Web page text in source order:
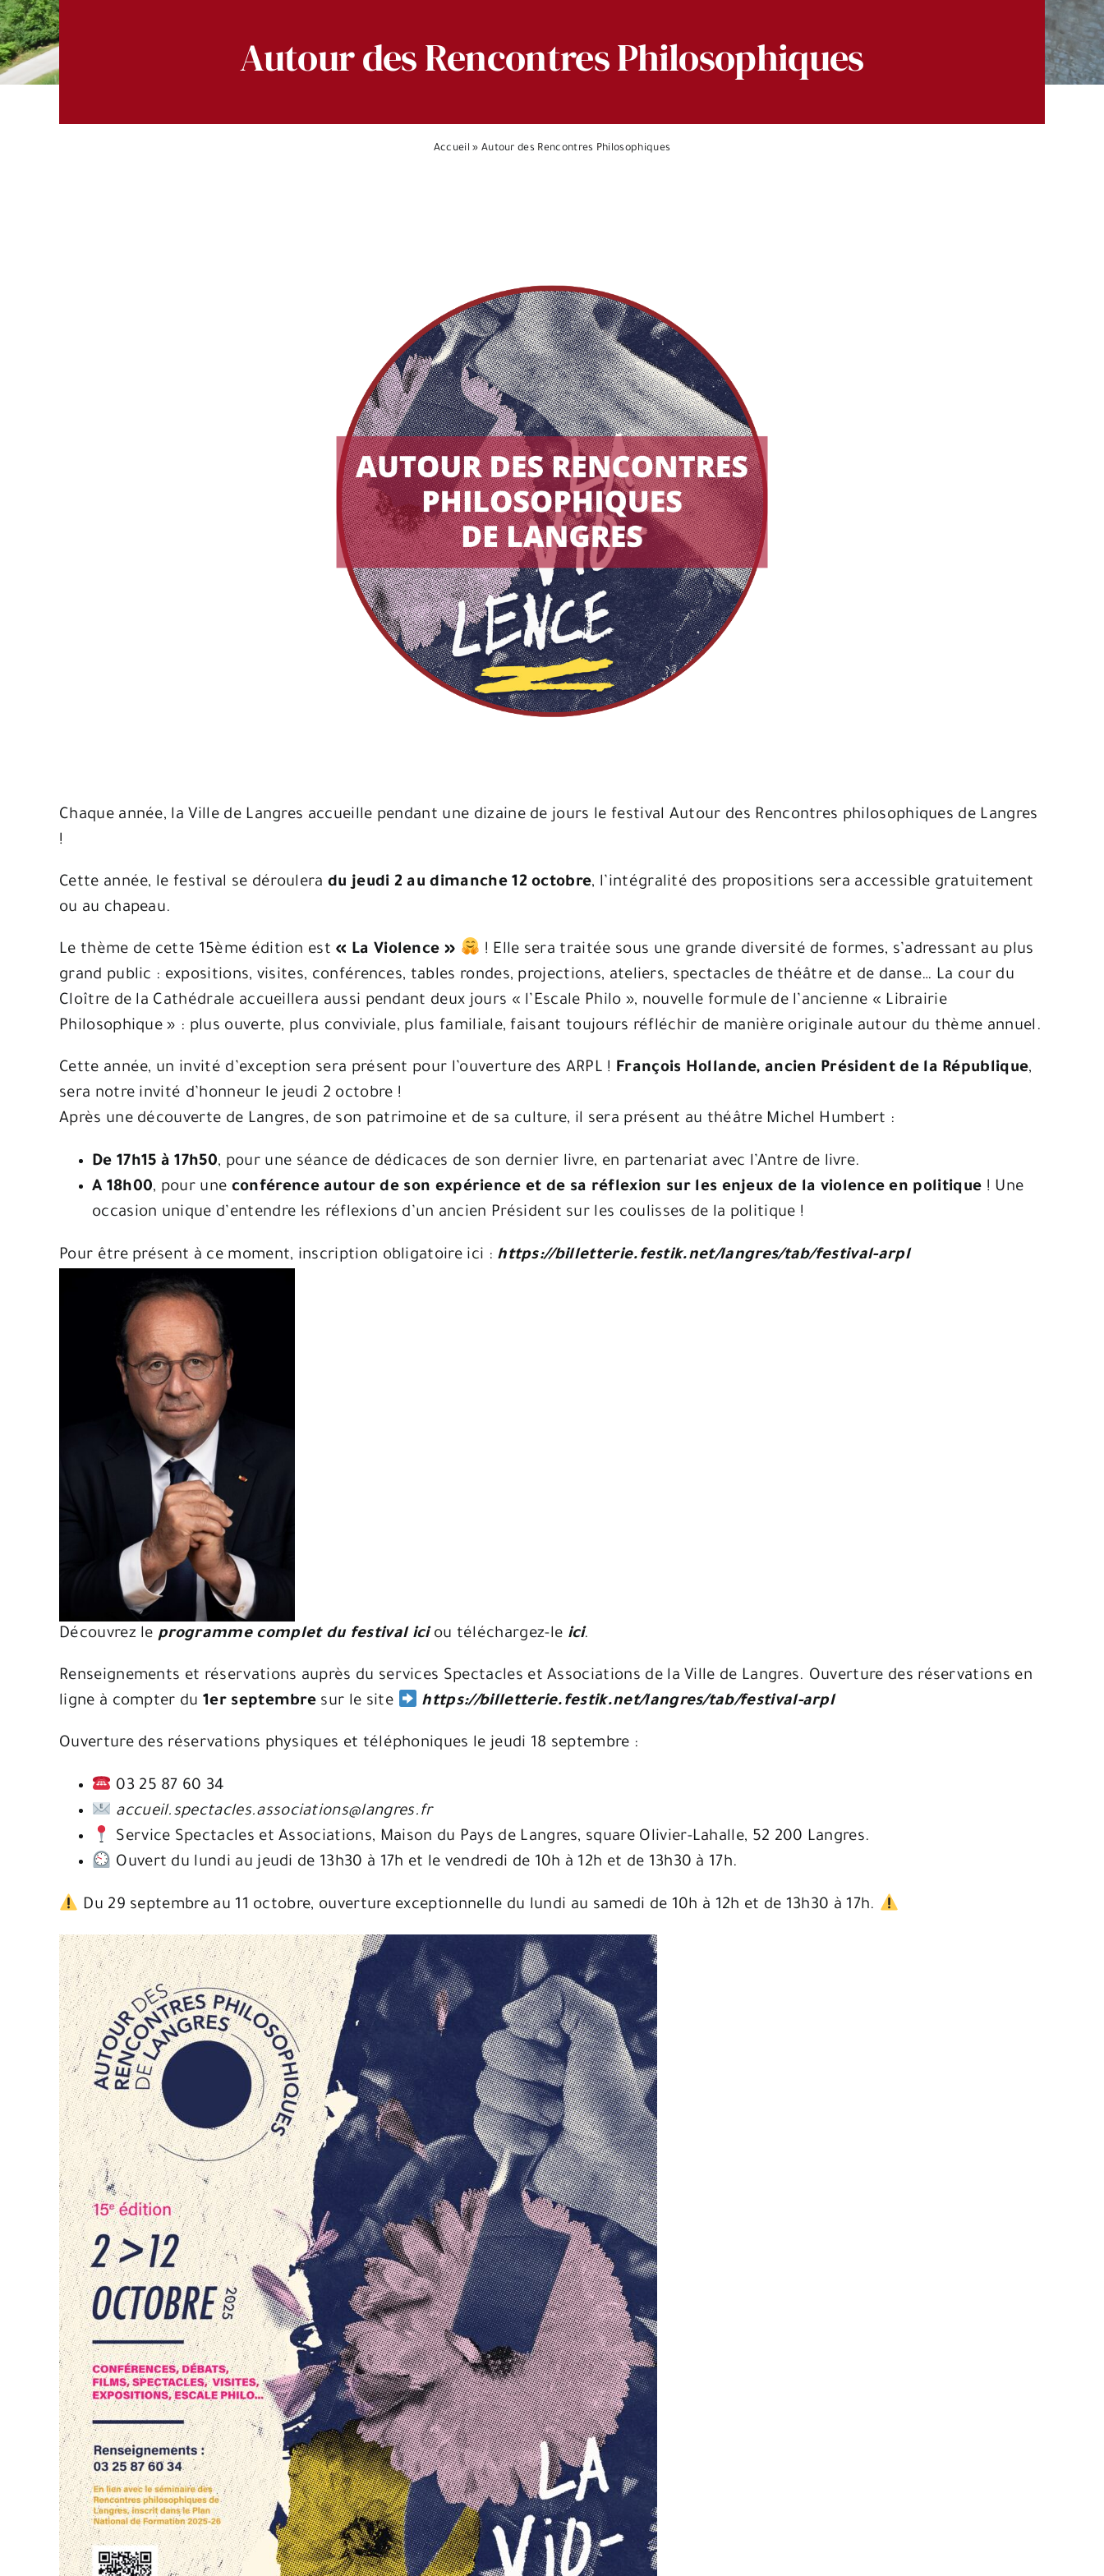
Autour des Rencontres Philosophiques
Accueil » Autour des Rencontres Philosophiques
Chaque année, la Ville de Langres accueille pendant une dizaine de jours le festival Autour des Rencontres philosophiques de Langres
!
Cette année, le festival se déroulera du jeudi 2 au dimanche 12 octobre, l’intégralité des propositions sera accessible gratuitement
ou au chapeau.
Le thème de cette 15ème édition est « La Violence »
! Elle sera traitée sous une grande diversité de formes, s’adressant au plus
grand public : expositions, visites, conférences, tables rondes, projections, ateliers, spectacles de théâtre et de danse… La cour du
Cloître de la Cathédrale accueillera aussi pendant deux jours « l’Escale Philo », nouvelle formule de l’ancienne « Librairie
Philosophique » : plus ouverte, plus conviviale, plus familiale, faisant toujours réfléchir de manière originale autour du thème annuel.
Cette année, un invité d’exception sera présent pour l’ouverture des ARPL ! François Hollande, ancien Président de la République,
sera notre invité d’honneur le jeudi 2 octobre !
Après une découverte de Langres, de son patrimoine et de sa culture, il sera présent au théâtre Michel Humbert :
De 17h15 à 17h50, pour une séance de dédicaces de son dernier livre, en partenariat avec l’Antre de livre.
A 18h00, pour une conférence autour de son expérience et de sa réflexion sur les enjeux de la violence en politique ! Une
occasion unique d’entendre les réflexions d’un ancien Président sur les coulisses de la politique !
Pour être présent à ce moment, inscription obligatoire ici : https://billetterie.festik.net/langres/tab/festival-arpl
Découvrez leprogramme complet du festival iciou téléchargez-le ici.
Renseignements et réservations auprès du services Spectacles et Associations de la Ville de Langres. Ouverture des réservations en
ligne à compter du 1er septembre sur le site https://billetterie.festik.net/langres/tab/festival-arpl
Ouverture des réservations physiques et téléphoniques le jeudi 18 septembre :
03 25 87 60 34
accueil.spectacles.associations@langres.fr
Service Spectacles et Associations, Maison du Pays de Langres, square Olivier-Lahalle, 52 200 Langres.
Ouvert du lundi au jeudi de 13h30 à 17h et le vendredi de 10h à 12h et de 13h30 à 17h.
Du 29 septembre au 11 octobre, ouverture exceptionnelle du lundi au samedi de 10h à 12h et de 13h30 à 17h.